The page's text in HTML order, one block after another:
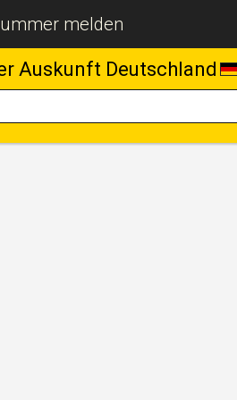
melden
Auskunft Deutschland